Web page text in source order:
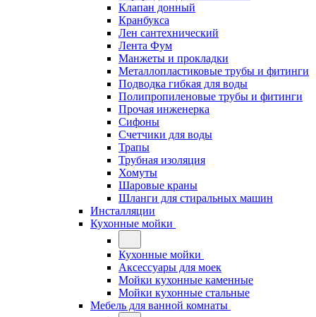
Клапан донный
Кранбукса
Лен сантехнический
Лента Фум
Манжеты и прокладки
Металлопластиковые трубы и фитинги
Подводка гибкая для воды
Полипропиленовые трубы и фитинги
Прочая инженерка
Сифоны
Счетчики для воды
Трапы
Трубная изоляция
Хомуты
Шаровые краны
Шланги для стиральных машин
Инсталляции
Кухонные мойки
Кухонные мойки
Аксессуары для моек
Мойки кухонные каменные
Мойки кухонные стальные
Мебель для ванной комнаты